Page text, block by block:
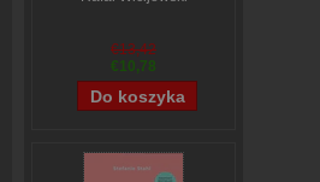
€13,42
€10,78